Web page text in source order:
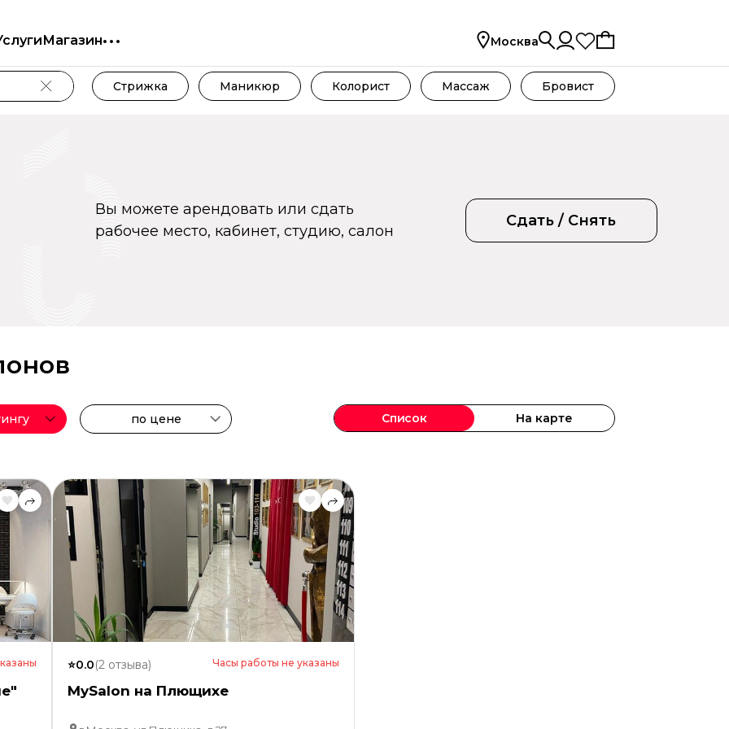
Магазин Москва
Стрижка Маникюр Колорист Массаж Бровист
Вы можете арендовать или сдать
рабочее место, кабинет, студию, салон
Сдать / Снять
по цене Список На карте
⭐0.0(2 отзыва) Часы работы не указаны
MySalon на Плющихе